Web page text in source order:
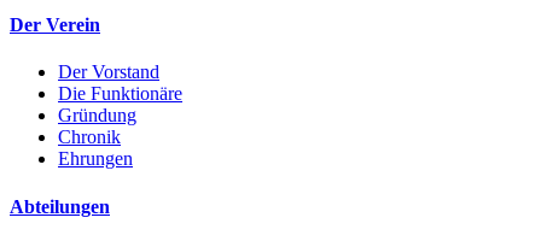
Der Verein
Der Vorstand
Die Funktionäre
Gründung
Chronik
Ehrungen
Abteilungen